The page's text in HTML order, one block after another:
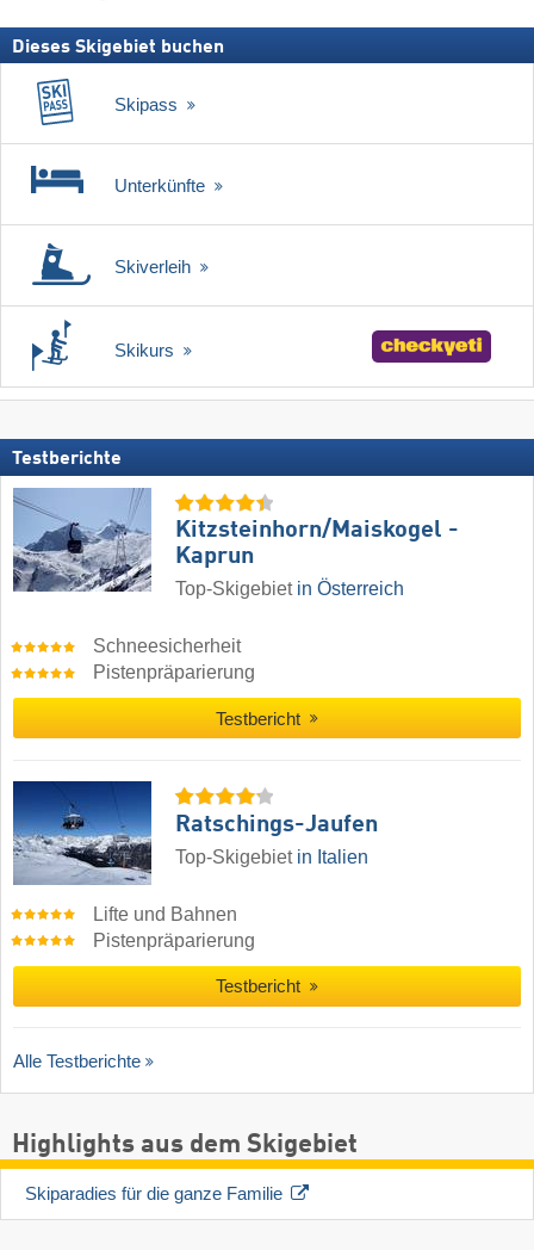
Dieses Skigebiet buchen
Skipass
Unterkünfte
Skiverleih
Skikurs
Testberichte
Kitzsteinhorn/​Maiskogel -
Kaprun
Top-Skigebiet in Österreich
Schneesicherheit
Pistenpräparierung
Testbericht
Ratschings-Jaufen
Top-Skigebiet in Italien
Lifte und Bahnen
Pistenpräparierung
Testbericht
Alle Testberichte
Highlights aus dem Skigebiet
Skiparadies für die ganze Familie